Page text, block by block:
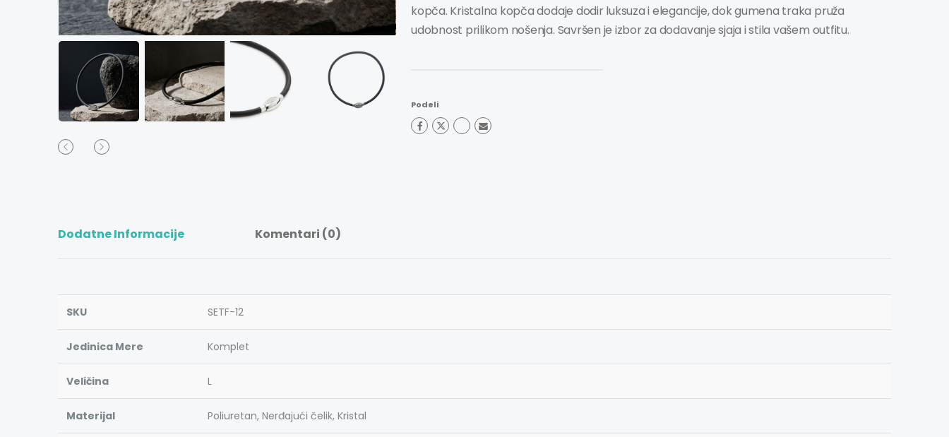
kopča. Kristalna kopča dodaje dodir luksuza i elegancije, dok gumena traka pruža
udobnost prilikom nošenja. Savršen je izbor za dodavanje sjaja i stila vašem outfitu.
Podeli
Dodatne Informacije Komentari (0)
SKU SETF-12
Jedinica Mere Komplet
Veličina L
Materijal Poliuretan, Nerđajući čelik, Kristal